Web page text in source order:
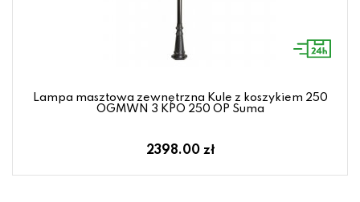
Lampa masztowa zewnętrzna Kule z koszykiem 250
OGMWN 3 KPO 250 OP Suma
2398.00 zł